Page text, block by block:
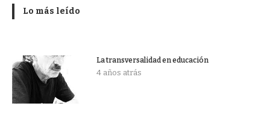
Lo más leído
La transversalidad en educación
4 años atrás